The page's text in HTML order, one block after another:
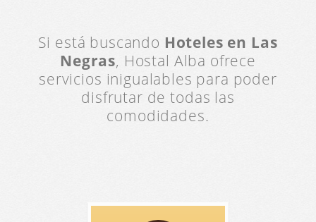
Si está buscando Hoteles en Las
Negras, Hostal Alba ofrece
servicios inigualables para poder
disfrutar de todas las
comodidades.